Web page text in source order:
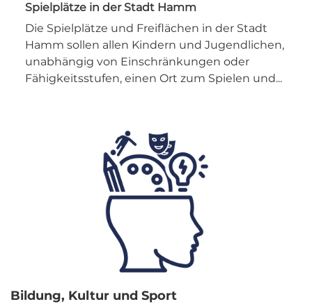
Bildung, Kultur und Sport
Spielplätze in der Stadt Hamm
Die Spielplätze und Freiflächen in der Stadt
Hamm sollen allen Kindern und Jugendlichen,
unabhängig von Einschränkungen oder
Fähigkeitsstufen, einen Ort zum Spielen und...